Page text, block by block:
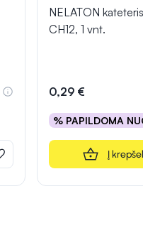
NELATON
CH12, 1 vnt.
0,29 €
% PAPILDOMA
Į